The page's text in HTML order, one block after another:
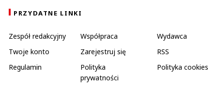
PRZYDATNE LINKI
Zespół redakcyjny Współpraca
Wydawca
Twoje konto
Zarejestruj się
RSS
Regulamin
Polityka
prywatności
Polityka cookies